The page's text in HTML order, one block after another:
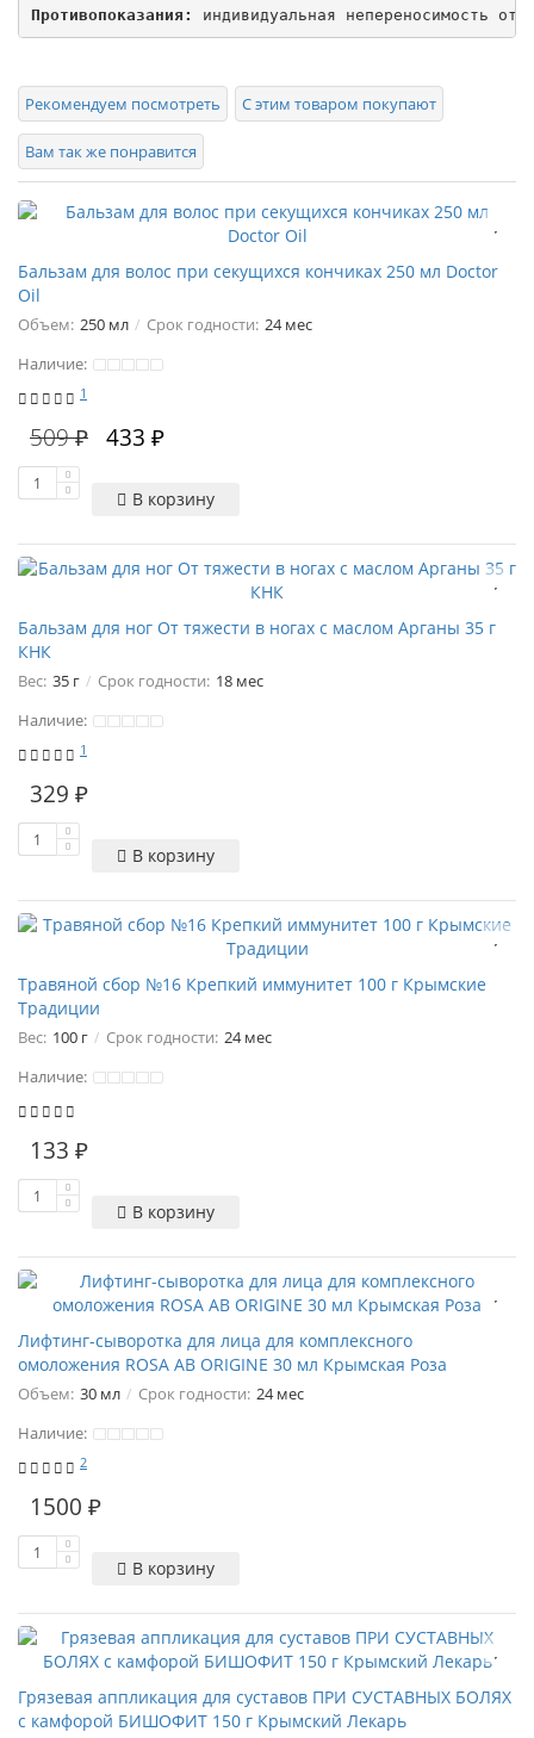
Противопоказания: индивидуальная непереносимость
Рекомендуем посмотреть С этим товаром покупают
Вам так же понравится
Бальзам для волос при секущихся кончиках 250 мл Doctor
Oil
Объем: 250 мл Срок годности: 24 мес
Наличие:
1
509 ₽ 433 ₽
В корзину
Бальзам для ног От тяжести в ногах с маслом Арганы 35 г
КНК
Вес: 35 г Срок годности: 18 мес
Наличие:
1
329 ₽
В корзину
Травяной сбор №16 Крепкий иммунитет 100 г Крымские
Традиции
Вес: 100 г Срок годности: 24 мес
Наличие:
133 ₽
В корзину
Лифтинг-сыворотка для лица для комплексного
омоложения ROSA AB ORIGINE 30 мл Крымская Роза
Объем: 30 мл Срок годности: 24 мес
Наличие:
2
1500 ₽
В корзину
Грязевая аппликация для суставов ПРИ СУСТАВНЫХ БОЛЯХ
с камфорой БИШОФИТ 150 г Крымский Лекарь